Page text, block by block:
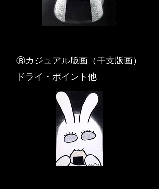
​Ⓑカジュアル版画（干支版画）
ドライ・ポイント他